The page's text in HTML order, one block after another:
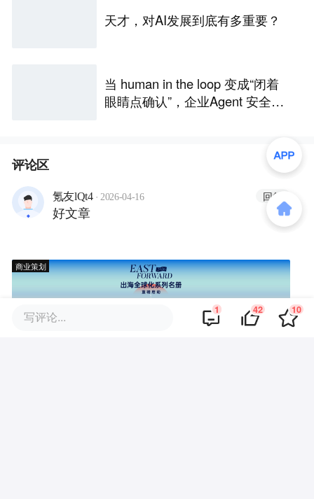
天才，对AI发展到底有多重要？
当 human in the loop 变成“闭着
眼睛点确认”，企业Agent 安全还
评论区
氪友lQt4 · 2026-04-16 回复
好文章
商业策划
写评论... 1 42 10